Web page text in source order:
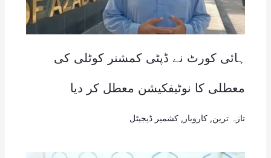
ہائی کورٹ نے ڈپٹی کمشنر کوٹلی کی
معطلی کا نوٹیفکیشن معطل کر دیا
تازہ ترین کاروبار کشمیر ڈیجیٹل